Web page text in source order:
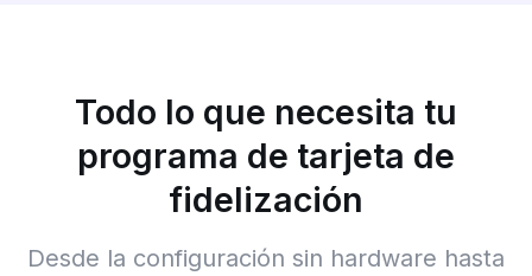
Todo lo que necesita tu
programa de tarjeta de
fidelización
Desde la configuración sin hardware hasta